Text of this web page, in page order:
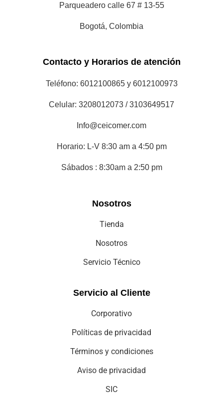
Parqueadero calle 67 # 13-55
Bogotá, Colombia
Contacto y Horarios de atención
Teléfono: 6012100865 y 6012100973
Celular: 3208012073 / 3103649517
Info@ceicomer.com
Horario: L-V 8:30 am a 4:50 pm
Sábados : 8:30am a 2:50 pm
Nosotros
Tienda
Nosotros
Servicio Técnico
Servicio al Cliente
Corporativo
Políticas de privacidad
Términos y condiciones
Aviso de privacidad
SIC